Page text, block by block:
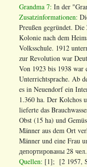
Grandma 7: In der
Zusatzinformationen:
Preußen gegründet.
Kolonie nach dem
Volksschule. 1912
zur Revolution war
Von 1923 bis 1938 war
Unterrichtsprache. Ab
es in Neuendorf ein
1.360 ha. Der Kolchos
lieferte das
Obst (15 ha) und
Männer aus dem Ort
Männer und eine Frau
депортированы 28 чел.
Quellen: [1]; [2 1957,